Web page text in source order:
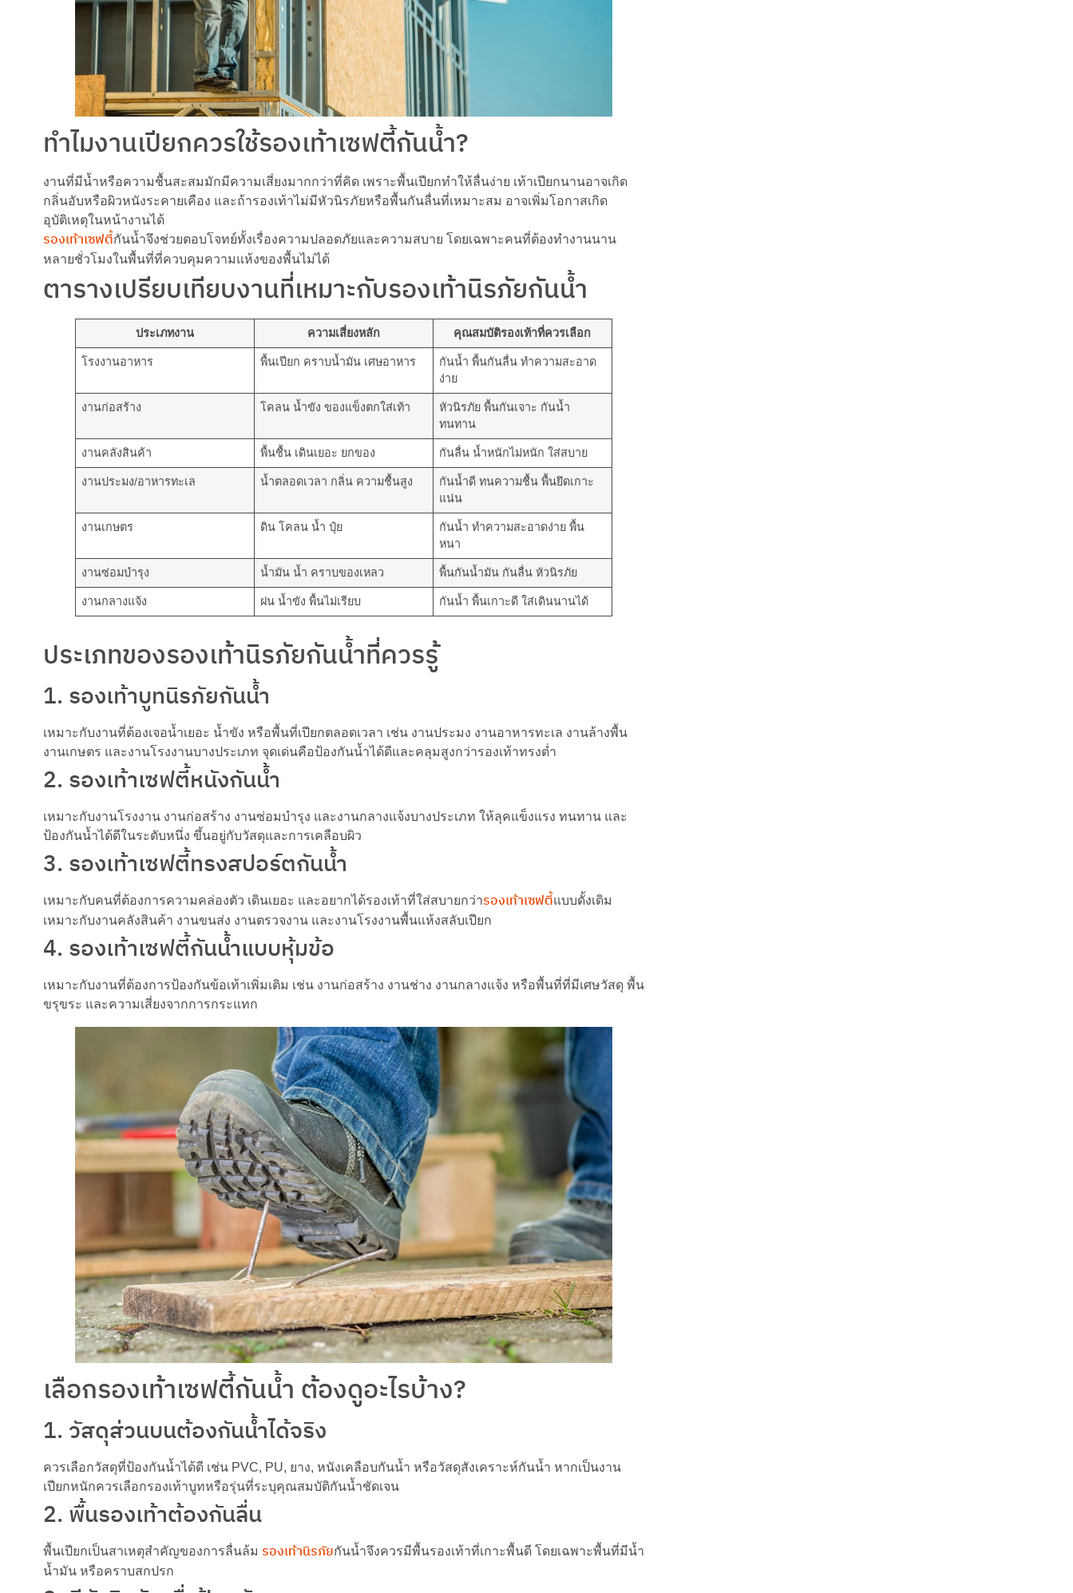
ทำไมงานเปียกควรใช้รองเท้าเซฟตี้กันน้ำ?
งานที่มีน้ำหรือความชื้นสะสมมักมีความเสี่ยงมากกว่าที่คิด เพราะพื้นเปียกทำให้ลื่นง่าย เท้าเปียกนานอาจเกิด
กลิ่นอับหรือผิวหนังระคายเคือง และถ้ารองเท้าไม่มีหัวนิรภัยหรือพื้นกันลื่นที่เหมาะสม อาจเพิ่มโอกาสเกิด
อุบัติเหตุในหน้างานได้
รองเท้าเซฟตี้กันน้ำจึงช่วยตอบโจทย์ทั้งเรื่องความปลอดภัยและความสบาย โดยเฉพาะคนที่ต้องทำงานนาน
หลายชั่วโมงในพื้นที่ที่ควบคุมความแห้งของพื้นไม่ได้
ตารางเปรียบเทียบงานที่เหมาะกับรองเท้านิรภัยกันน้ำ
ประเภทงาน ความเสี่ยงหลัก คุณสมบัติรองเท้าที่ควรเลือก
โรงงานอาหาร พื้นเปียก คราบน้ำมัน เศษอาหาร
กันน้ำ พื้นกันลื่น ทำความสะอาด
ง่าย
งานก่อสร้าง โคลน น้ำขัง ของแข็งตกใส่เท้า
หัวนิรภัย พื้นกันเจาะ กันน้ำ
ทนทาน
งานคลังสินค้า พื้นชื้น เดินเยอะ ยกของ กันลื่น น้ำหนักไม่หนัก ใส่สบาย
งานประมง/อาหารทะเล น้ำตลอดเวลา กลิ่น ความชื้นสูง
กันน้ำดี ทนความชื้น พื้นยึดเกาะ
แน่น
งานเกษตร ดิน โคลน น้ำ ปุ๋ย
กันน้ำ ทำความสะอาดง่าย พื้น
หนา
งานซ่อมบำรุง น้ำมัน น้ำ คราบของเหลว พื้นกันน้ำมัน กันลื่น หัวนิรภัย
งานกลางแจ้ง ฝน น้ำขัง พื้นไม่เรียบ กันน้ำ พื้นเกาะดี ใส่เดินนานได้
ประเภทของรองเท้านิรภัยกันน้ำที่ควรรู้
1. รองเท้าบูทนิรภัยกันน้ำ
เหมาะกับงานที่ต้องเจอน้ำเยอะ น้ำขัง หรือพื้นที่เปียกตลอดเวลา เช่น งานประมง งานอาหารทะเล งานล้างพื้น
งานเกษตร และงานโรงงานบางประเภท จุดเด่นคือป้องกันน้ำได้ดีและคลุมสูงกว่ารองเท้าทรงต่ำ
2. รองเท้าเซฟตี้หนังกันน้ำ
เหมาะกับงานโรงงาน งานก่อสร้าง งานซ่อมบำรุง และงานกลางแจ้งบางประเภท ให้ลุคแข็งแรง ทนทาน และ
ป้องกันน้ำได้ดีในระดับหนึ่ง ขึ้นอยู่กับวัสดุและการเคลือบผิว
3. รองเท้าเซฟตี้ทรงสปอร์ตกันน้ำ
เหมาะกับคนที่ต้องการความคล่องตัว เดินเยอะ และอยากได้รองเท้าที่ใส่สบายกว่ารองเท้าเซฟตี้แบบดั้งเดิม
เหมาะกับงานคลังสินค้า งานขนส่ง งานตรวจงาน และงานโรงงานพื้นแห้งสลับเปียก
4. รองเท้าเซฟตี้กันน้ำแบบหุ้มข้อ
เหมาะกับงานที่ต้องการป้องกันข้อเท้าเพิ่มเติม เช่น งานก่อสร้าง งานช่าง งานกลางแจ้ง หรือพื้นที่ที่มีเศษวัสดุ พื้น
ขรุขระ และความเสี่ยงจากการกระแทก
เลือกรองเท้าเซฟตี้กันน้ำ ต้องดูอะไรบ้าง?
1. วัสดุส่วนบนต้องกันน้ำได้จริง
ควรเลือกวัสดุที่ป้องกันน้ำได้ดี เช่น PVC, PU, ยาง, หนังเคลือบกันน้ำ หรือวัสดุสังเคราะห์กันน้ำ หากเป็นงาน
เปียกหนักควรเลือกรองเท้าบูทหรือรุ่นที่ระบุคุณสมบัติกันน้ำชัดเจน
2. พื้นรองเท้าต้องกันลื่น
พื้นเปียกเป็นสาเหตุสำคัญของการลื่นล้ม รองเท้านิรภัยกันน้ำจึงควรมีพื้นรองเท้าที่เกาะพื้นดี โดยเฉพาะพื้นที่มีน้ำ
น้ำมัน หรือคราบสกปรก